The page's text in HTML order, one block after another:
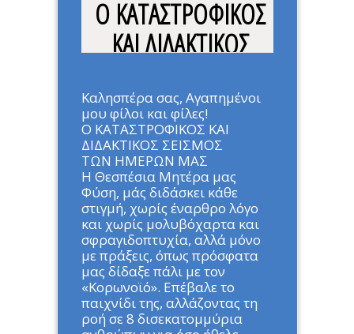
Ο ΚΑΤΑΣΤΡΟΦΙΚΟΣ
ΚΑΙ ΔΙΔΑΚΤΙΚΟΣ
ΗΜΕΡΩΝ ΜΑΣ
Home » ΑΡΘΡΑ »Ο
ΚΑΤΑΣΤΡΟΦΙΚΟΣ ΚΑΙ
ΔΙΔΑΚΤΙΚΟΣ ΣΕΙΣΜΟΣ ΤΩΝ
ΗΜΕΡΩΝ ΜΑΣ
Καλησπέρα σας, Αγαπημένοι
μου φίλοι και φίλες!
Ο ΚΑΤΑΣΤΡΟΦΙΚΟΣ ΚΑΙ
ΔΙΔΑΚΤΙΚΟΣ ΣΕΙΣΜΟΣ
ΤΩΝ ΗΜΕΡΩΝ ΜΑΣ
Η Θεσπέσια Μητέρα μας
Φύση, μάς διδάσκει κάθε
στιγμή, χωρίς έναρθρο λόγο
και χωρίς μολυβόχαρτα και
σφραγιδοπτυχία, αλλά μόνο
με πράξεις, όπως πρόσφατα
μας δίδαξε πάλι με τον
«Κορωνοϊό». Επέβαλε το
παιχνίδι της, αλλάζοντας τη
ροή σε 8 δισεκατομμύρια